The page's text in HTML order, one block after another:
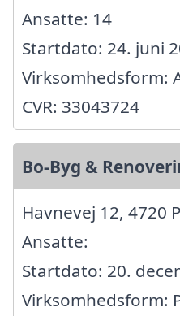
Ansatte: 14
Startdato: 24. juni
Virksomhedsform:
CVR: 33043724
Bo-Byg &
Havnevej 12, 4720
Ansatte:
Startdato: 20.
Virksomhedsform: